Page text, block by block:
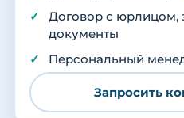
Договор с юрлицом,
документы
Персональный
Запросить